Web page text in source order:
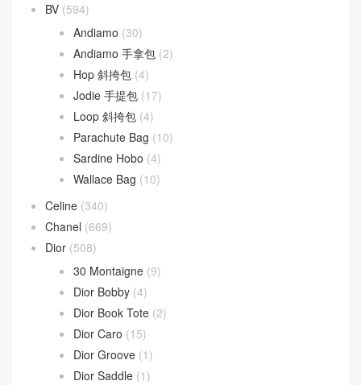
BV (594)
Andiamo (30)
Andiamo 手拿包 (2)
Hop 斜挎包 (4)
Jodie 手提包 (17)
Loop 斜挎包 (4)
Parachute Bag (10)
Sardine Hobo (4)
Wallace Bag (10)
Celine (340)
Chanel (669)
Dior (508)
30 Montaigne (9)
Dior Bobby (4)
Dior Book Tote (2)
Dior Caro (15)
Dior Groove (1)
Dior Saddle (1)